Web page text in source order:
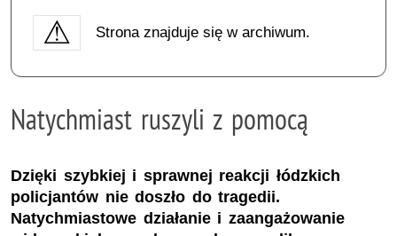
Strona znajduje się w archiwum.
Natychmiast ruszyli z pomocą
Dzięki szybkiej i sprawnej reakcji łódzkich
policjantów nie doszło do tragedii.
Natychmiastowe działanie i zaangażowanie